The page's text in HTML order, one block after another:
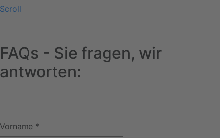
Scroll
FAQs - Sie fragen, wir
antworten:
Vorname *